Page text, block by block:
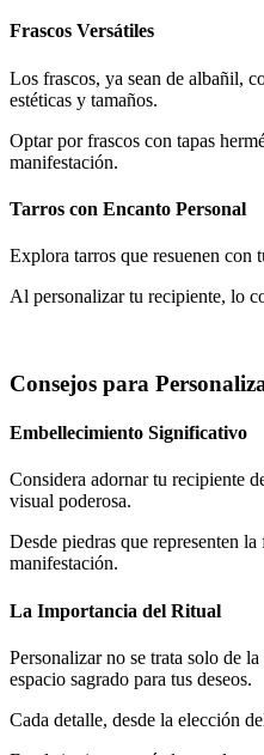
Frascos Versátiles
Los frascos, ya sean de albañil,
estéticas y tamaños.
Optar por frascos con tapas
manifestación.
Tarros con Encanto Personal
Explora tarros que resuenen con
Al personalizar tu recipiente, lo
Consejos para
Embellecimiento Significativo
Considera adornar tu recipiente
visual poderosa.
Desde piedras que representen
manifestación.
La Importancia del Ritual
Personalizar no se trata solo de
espacio sagrado para tus deseos.
Cada detalle, desde la elección